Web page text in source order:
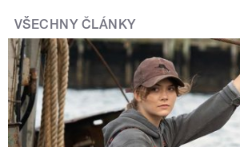
VŠECHNY ČLÁNKY